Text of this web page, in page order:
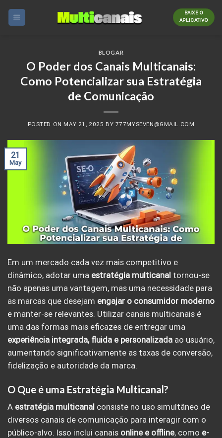
BAIXE O
APLICATIVO
BLOGAR
O Poder dos Canais Multicanais:
Como Potencializar sua Estratégia
de Comunicação
POSTED ON MAY 21, 2025 BY 777MYSEVEN@GMAIL.COM
21
May
Em um mercado cada vez mais competitivo e
dinâmico, adotar uma estratégia multicanal tornou-se
não apenas uma vantagem, mas uma necessidade para
as marcas que desejam engajar o consumidor moderno
e manter-se relevantes. Utilizar canais multicanais é
uma das formas mais eficazes de entregar uma
experiência integrada, fluida e personalizada ao usuário,
aumentando significativamente as taxas de conversão,
fidelização e autoridade da marca.
O Que é uma Estratégia Multicanal?
A estratégia multicanal consiste no uso simultâneo de
diversos canais de comunicação para interagir com o
público-alvo. Isso inclui canais online e offline, como e-